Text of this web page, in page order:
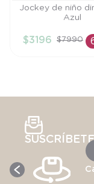
Talla
AÑADIR
Jockey de niño
Azul
$3196 $7990